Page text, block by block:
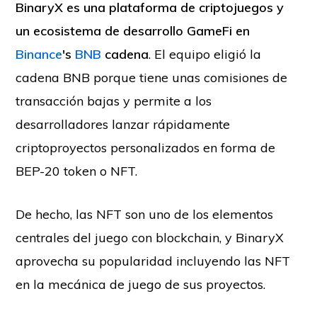
BinaryX es una plataforma de criptojuegos y
un ecosistema de desarrollo GameFi en
Binance's BNB cadena. El equipo eligió la
cadena BNB porque tiene unas comisiones de
transacción bajas y permite a los
desarrolladores lanzar rápidamente
criptoproyectos personalizados en forma de
BEP-20 token o NFT.
De hecho, las NFT son uno de los elementos
centrales del juego con blockchain, y BinaryX
aprovecha su popularidad incluyendo las NFT
en la mecánica de juego de sus proyectos.